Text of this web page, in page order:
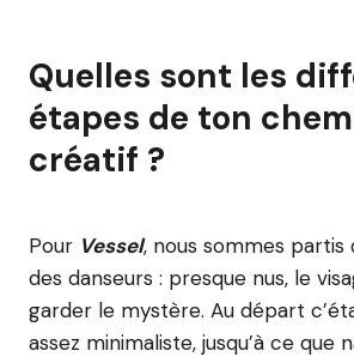
Quelles sont les
étapes de ton
créatif ?
Pour Vessel, nous sommes partis
des danseurs : presque nus, le
garder le mystère. Au départ
assez minimaliste, jusqu’à ce que